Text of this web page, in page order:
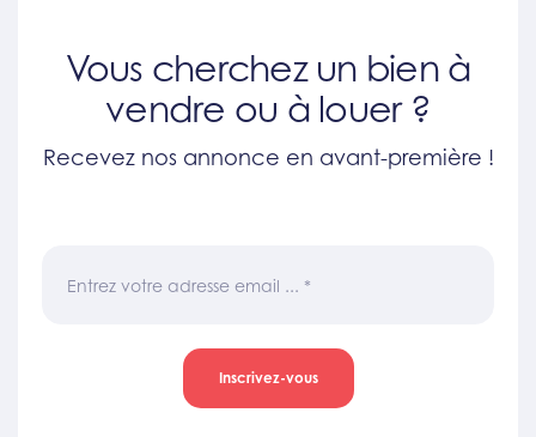
Vous cherchez un bien à
vendre ou à louer ?
Recevez nos annonce en avant-première !
Entrez votre adresse email ... *
Inscrivez-vous